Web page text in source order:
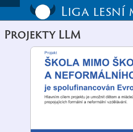
Liga
Projekty LLM